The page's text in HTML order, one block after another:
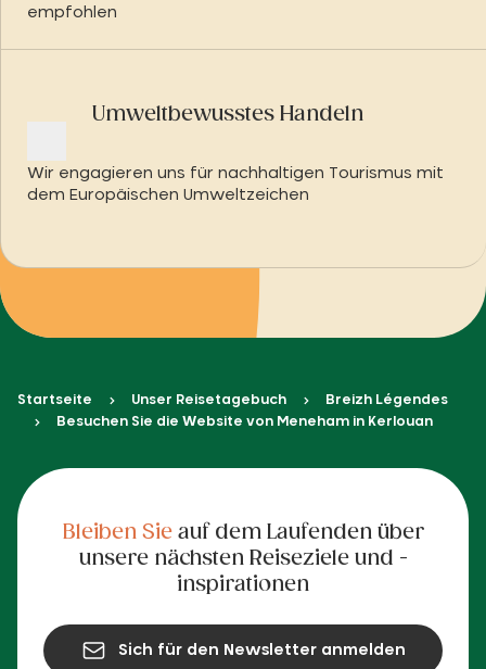
empfohlen
Umweltbewusstes Handeln
Wir engagieren uns für nachhaltigen Tourismus mit
dem Europäischen Umweltzeichen
Startseite Unser Reisetagebuch
Breizh Légendes
Besuchen Sie die Website von Meneham in Kerlouan
Bleiben Sieauf dem Laufenden über
unsere nächsten Reiseziele und -
inspirationen
Sich für den Newsletter anmelden